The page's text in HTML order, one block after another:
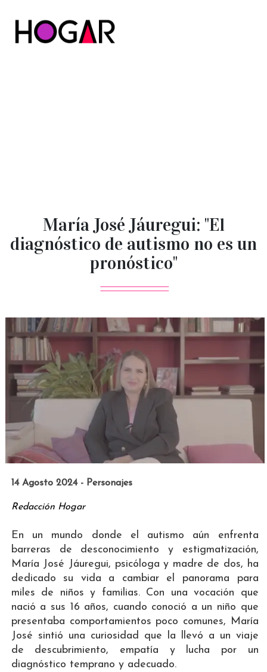
María José Jáuregui: "El
diagnóstico de autismo no es un
pronóstico"
14 Agosto 2024 - Personajes
Redacción Hogar
En un mundo donde el autismo aún enfrenta
barreras de desconocimiento y estigmatización,
María José Jáuregui, psicóloga y madre de dos, ha
dedicado su vida a cambiar el panorama para
miles de niños y familias. Con una vocación que
nació a sus 16 años, cuando conoció a un niño que
presentaba comportamientos poco comunes, María
José sintió una curiosidad que la llevó a un viaje
de descubrimiento, empatía y lucha por un
diagnóstico temprano y adecuado.